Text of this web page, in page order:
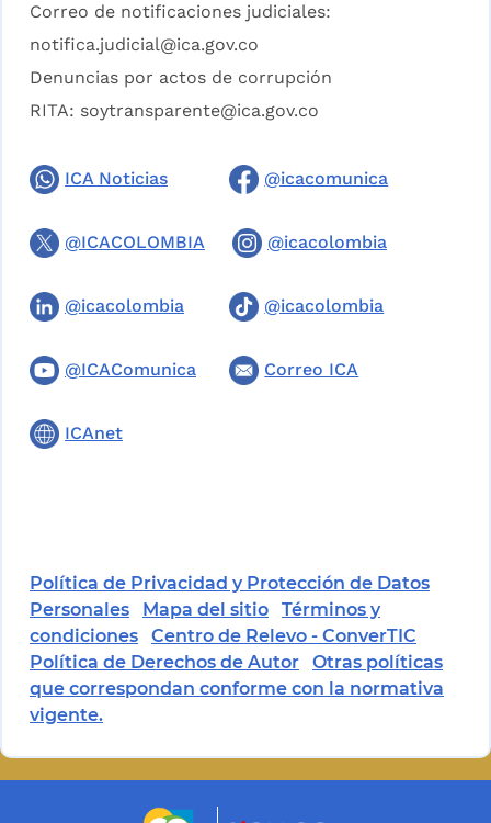
Correo de notificaciones judiciales:
notifica.judicial@ica.gov.co
Denuncias por actos de corrupción
RITA: soytransparente@ica.gov.co
ICA Noticias @icacomunica
@ICACOLOMBIA @icacolombia
@icacolombia @icacolombia
@ICAComunica Correo ICA
ICAnet
Política de Privacidad y Protección de Datos
Personales
Mapa del sitio
Términos y
condiciones
Centro de Relevo - ConverTIC
Política de Derechos de Autor
Otras políticas
que correspondan conforme con la normativa
vigente.